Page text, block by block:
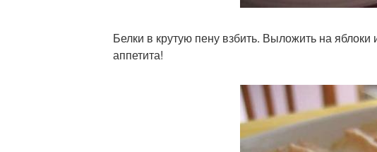
Белки в крутую пену взбить. Выложить на
аппетита!